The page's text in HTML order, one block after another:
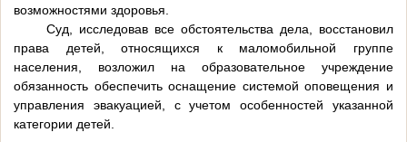
возможностями здоровья.
Суд, исследовав все обстоятельства дела, восстановил
права детей, относящихся к маломобильной группе
населения, возложил на образовательное учреждение
обязанность обеспечить оснащение системой оповещения и
управления эвакуацией, с учетом особенностей указанной
категории детей.